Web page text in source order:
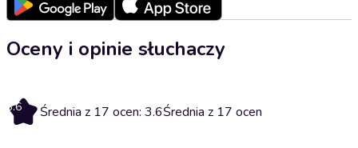
Oceny i opinie słuchaczy
3.6 Średnia z 17 ocen: 3.6Średnia z 17 ocen